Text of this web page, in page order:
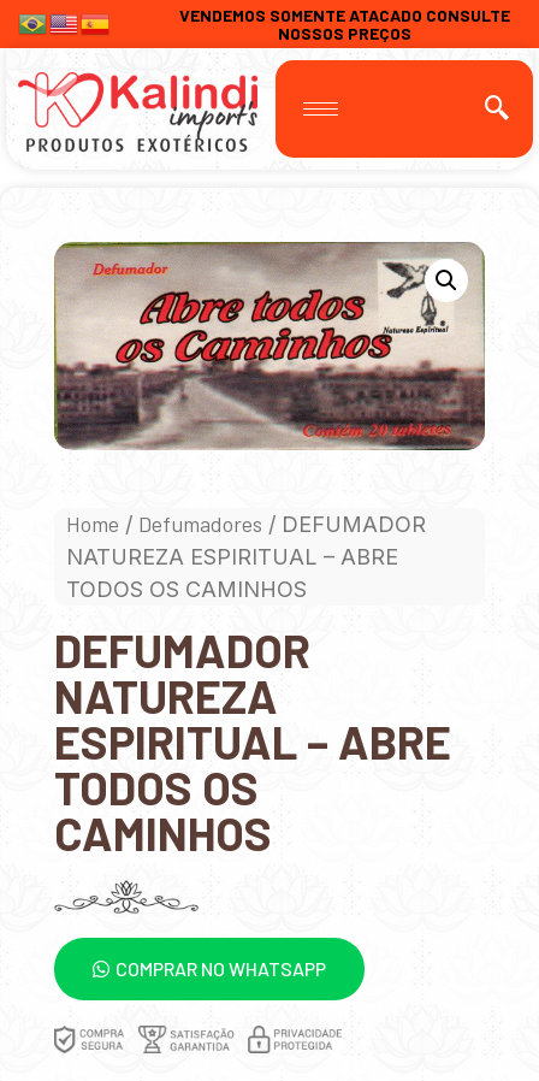
VENDEMOS SOMENTE ATACADO CONSULTE
NOSSOS PREÇOS
Home / Defumadores / DEFUMADOR
NATUREZA ESPIRITUAL – ABRE
TODOS OS CAMINHOS
DEFUMADOR
NATUREZA
ESPIRITUAL – ABRE
TODOS OS
CAMINHOS
COMPRAR NO WHATSAPP